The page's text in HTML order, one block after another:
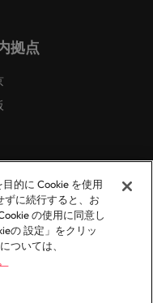
拠点
Rights Reserved.
的に Cookie を使用
ずに続行すると、お
の使用に同意し
の 設定」をクリッ
ついては、